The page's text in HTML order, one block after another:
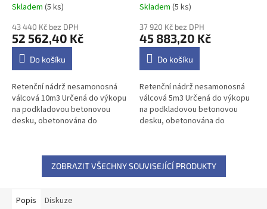
Skladem (5 ks)
43 440 Kč bez DPH
52 562,40 Kč
Do košíku
Retenční nádrž nesamonosná
válcová 10m3 Určená do výkopu
na podkladovou betonovou
desku, obetonována do
Skladem (5 ks)
37 920 Kč bez DPH
45 883,20 Kč
Do košíku
Retenční nádrž nesamonosná
válcová 5m3 Určená do výkopu
na podkladovou betonovou
desku, obetonována do
ZOBRAZIT VŠECHNY SOUVISEJÍCÍ PRODUKTY
Popis Diskuze